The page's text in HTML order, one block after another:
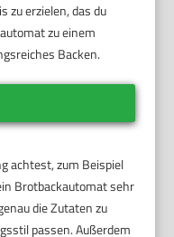
zu erzielen, das du
zu einem
Backen.
achtest, zum Beispiel
Brotbackautomat sehr
die Zutaten zu
passen. Außerdem